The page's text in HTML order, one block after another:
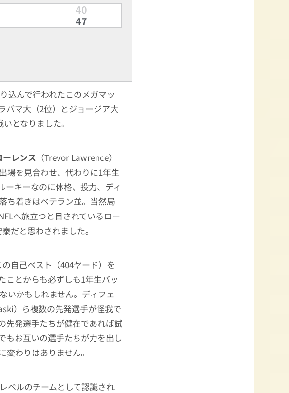
40
47
込んで行われたこのメガマッ
バマ大（2位）とジョージア大
となりました。
ーレンス （Trevor Lawrence）
場を見合わせ、代わりに1年生
ーキーなのに体格、投力、ディ
ち着きはベテラン並。当然局
へ旅立つと目されているロー
だと思わされました。
自己ベスト（404ヤード）を
ことからも必ずしも1年生バッ
いかもしれません。ディフェ
）ら複数の先発選手が怪我で
先発選手たちが健在であれば試
もお互いの選手たちが力を出し
わりはありません。
ベルのチームとして認識され